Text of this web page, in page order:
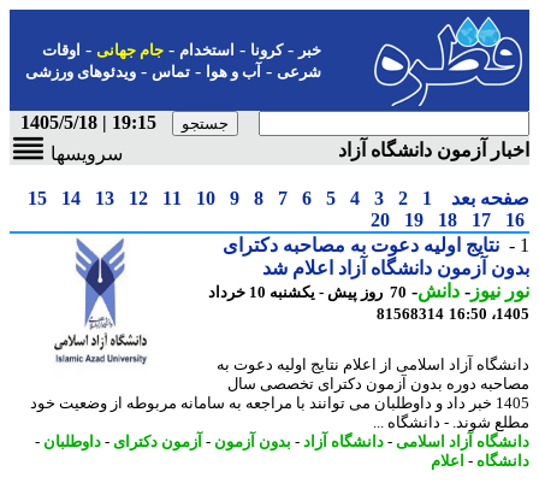
-کرونا-استخدام- جام جهانی-اوقات
شرعی-آب و هوا-تماس-ویدئوهای ورزشی
19:15 | 1405/5/18
آزمون دانشگاه آزاد
سرویسها
بعد 1
2
3
4
5
6
7
8
9
10
11
12
13
14
15
17
18
19
20
نتایج اولیه دعوت به مصاحبه دکترای
آزمون دانشگاه آزاد اعلام شد
نیوز-دانش -
70 روز پیش - یکشنبه 10 خرداد
81568314
آزاد اسلامی از اعلام نتایج اولیه دعوت به
دوره بدون آزمون دکترای تخصصی سال
1405 خبر داد و داوطلبان می توانند با مراجعه به سامانه مربوطه از وضعیت خود
شوند. - دانشگاه ...
آزاد اسلامی-دانشگاه آزاد- بدون آزمون -آزمون دکترای- داوطلبان-
-اعلام